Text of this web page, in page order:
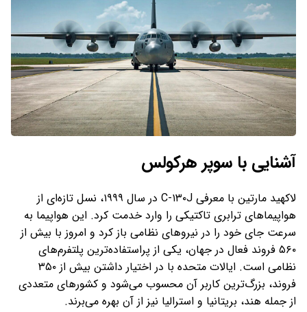
آشنایی با سوپر هرکولس
لاکهید مارتین با معرفی C-۱۳۰J در سال ۱۹۹۹، نسل تازه‌ای از
هواپیماهای ترابری تاکتیکی را وارد خدمت کرد. این هواپیما به‌
سرعت جای خود را در نیروهای نظامی باز کرد و امروز با بیش از
۵۶۰ فروند فعال در جهان، یکی از پراستفاده‌ترین پلتفرم‌های
نظامی است. ایالات متحده با در اختیار داشتن بیش از ۳۵۰
فروند، بزرگ‌ترین کاربر آن محسوب می‌شود و کشورهای متعددی
از جمله هند، بریتانیا و استرالیا نیز از آن بهره می‌برند.